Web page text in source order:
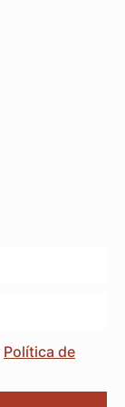
Política de